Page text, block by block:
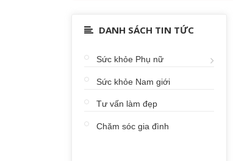
DANH SÁCH TIN TỨC
Sức khỏe Phụ nữ
Sức khỏe Nam giới
Tư vấn làm đẹp
Chăm sóc gia đình